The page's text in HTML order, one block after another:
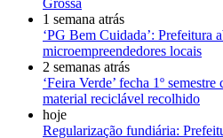
Grossa
1 semana atrás
‘PG Bem Cuidada’: Prefeitura
microempreendedores locais
2 semanas atrás
‘Feira Verde’ fecha 1º
material reciclável recolhido
hoje
Regularização fundiária: